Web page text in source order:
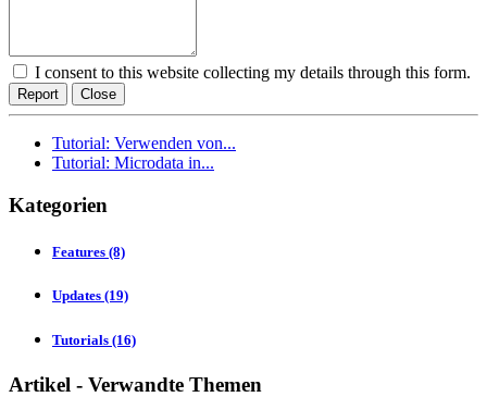
I consent to this website collecting my details through this form.
Report Close
Tutorial: Verwenden von...
Tutorial: Microdata in...
Kategorien
Features (8)
Updates (19)
Tutorials (16)
Artikel - Verwandte Themen